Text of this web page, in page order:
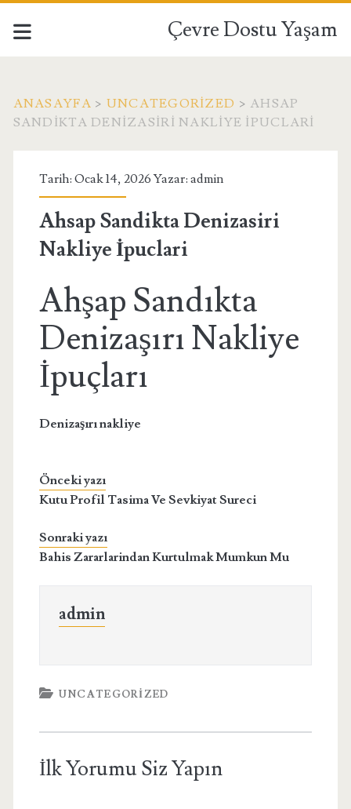
Çevre Dostu Yaşam
ANASAYFA > UNCATEGORIZED > AHSAP
SANDIKTA DENIZASIRI NAKLIYE İPUCLARI
Tarih: Ocak 14, 2026 Yazar: admin
Ahsap Sandikta Denizasiri
Nakliye İpuclari
Ahşap Sandıkta
Denizaşırı Nakliye
İpuçları
Denizaşırı nakliye
Önceki yazı
Kutu Profil Tasima Ve Sevkiyat Sureci
Sonraki yazı
Bahis Zararlarindan Kurtulmak Mumkun Mu
admin
UNCATEGORIZED
İlk Yorumu Siz Yapın